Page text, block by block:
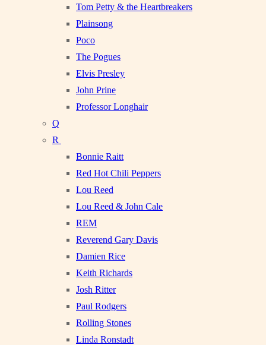
Tom Petty & the Heartbreakers
Plainsong
Poco
The Pogues
Elvis Presley
John Prine
Professor Longhair
Q
R
Bonnie Raitt
Red Hot Chili Peppers
Lou Reed
Lou Reed & John Cale
REM
Reverend Gary Davis
Damien Rice
Keith Richards
Josh Ritter
Paul Rodgers
Rolling Stones
Linda Ronstadt